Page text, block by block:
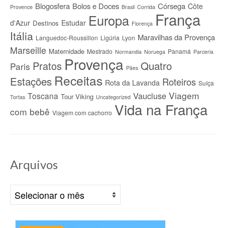
Provence Blogosfera Bolos e Doces Brasil Corrida Córsega Côte
d'Azur Destinos Estudar Europa Florença França
Itália Languedoc-Roussillon Ligúria Lyon Maravilhas da Provença
Marseille Maternidade Mestrado Normandia Noruega Panamá Parceria
Paris Pratos Provença Pães Quatro
Estações Receitas Rota da Lavanda Roteiros Suíça
Tortas Toscana Tour Viking Uncategorized Vaucluse Viagem
com bebê Viagem com cachorro Vida na França
Arquivos
Arquivos